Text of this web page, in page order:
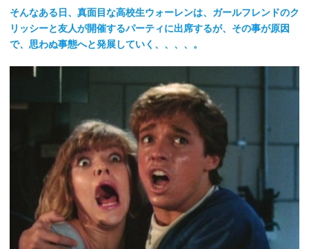
そんなある日、真面目な高校生ウォーレンは、ガールフレンドのク
リッシーと友人が開催するパーティに出席するが、その事が原因
で、思わぬ事態へと発展していく、、、、。